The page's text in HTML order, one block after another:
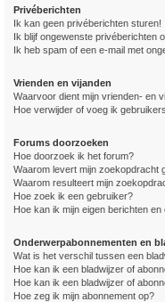
Privéberichten
Ik kan geen privéberichten sturen!
Ik blijf ongewenste privéberichten
Ik heb spam of een e-mail met
Vrienden en vijanden
Waarvoor dient mijn vrienden- en
Hoe verwijder of voeg ik
Forums doorzoeken
Hoe doorzoek ik het forum?
Waarom levert mijn zoekopdracht
Waarom resulteert mijn
Hoe zoek ik een gebruiker?
Hoe kan ik mijn eigen berichten
Onderwerpabonnementen en
Wat is het verschil tussen een
Hoe kan ik een bladwijzer of
Hoe kan ik een bladwijzer of
Hoe zeg ik mijn abonnement op?